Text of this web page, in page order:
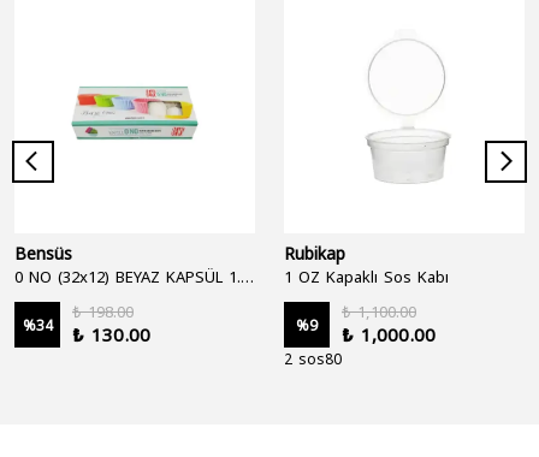
Bensüs
%34
₺ 198.00
₺ 130.00
Rubikap
1 OZ Kapaklı Sos Kabı
%9
₺ 1,100.00
₺ 1,000.00
2 sos80